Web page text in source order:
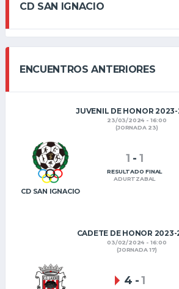
CD SAN IGNACIO
ENCUENTROS ANTERIORES
JUVENIL DE HONOR
23/03/2024 - 16:00
(JORNADA 23)
CD SAN IGNACIO
1 - 1
RESULTADO FINAL
ADURTZABAL
CADETE DE HONOR
03/02/2024 - 16:00
(JORNADA 17)
4 -1